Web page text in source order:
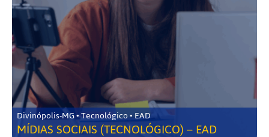
Divinópolis-MG • Tecnológico • EAD
MÍDIAS SOCIAIS (TECNOLÓGICO) – EAD